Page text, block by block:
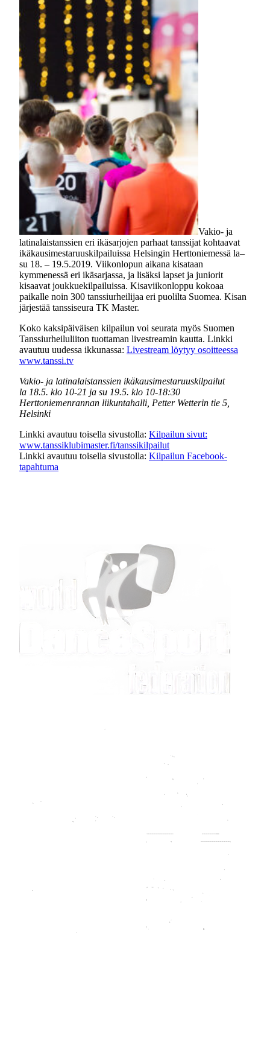
Vakio- ja
latinalaistanssien eri ikäsarjojen parhaat tanssijat kohtaavat
ikäkausimestaruuskilpailuissa Helsingin Herttoniemessä la–
su 18. – 19.5.2019. Viikonlopun aikana kisataan
kymmenessä eri ikäsarjassa, ja lisäksi lapset ja juniorit
kisaavat joukkuekilpailuissa. Kisaviikonloppu kokoaa
paikalle noin 300 tanssiurheilijaa eri puolilta Suomea. Kisan
järjestää tanssiseura TK Master.
Koko kaksipäiväisen kilpailun voi seurata myös Suomen
Tanssiurheiluliiton tuottaman livestreamin kautta. Linkki
avautuu uudessa ikkunassa: Livestream löytyy osoitteessa
www.tanssi.tv
Vakio- ja latinalaistanssien ikäkausimestaruuskilpailut
la 18.5. klo 10-21 ja su 19.5. klo 10-18:30
Herttoniemenrannan liikuntahalli, Petter Wetterin tie 5,
Helsinki
Linkki avautuu toisella sivustolla: Kilpailun sivut:
www.tanssiklubimaster.fi/tanssikilpailut
Linkki avautuu toisella sivustolla: Kilpailun Facebook-
tapahtuma